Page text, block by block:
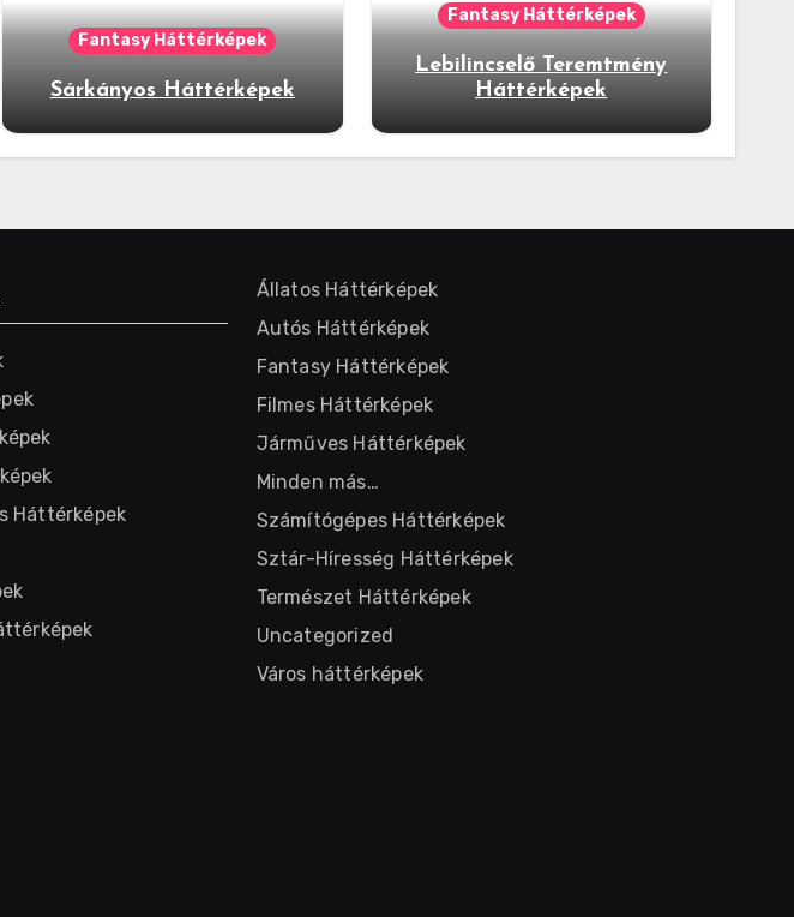
Fantasy Háttérképek
Sárkányos Háttérképek
Fantasy Háttérképek
Lebilincselő Teremtmény
Háttérképek
Háttérképek
Állatos Háttérképek
Autós Háttérképek
Fantasy Háttérképek
Filmes Háttérképek
Járműves Háttérképek
Minden más…
Számítógépes Háttérképek
Sztár-Híresség Háttérképek
Természet Háttérképek
Uncategorized
Város háttérképek